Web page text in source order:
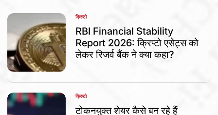
POSTED
IN
क्रिप्टो
RBI Financial Stability
Report 2026: क्रिप्टो एसेट्स को
लेकर रिजर्व बैंक ने क्या कहा?
POSTED
IN
क्रिप्टो
टोकनयुक्त शेयर कैसे बन रहे हैं